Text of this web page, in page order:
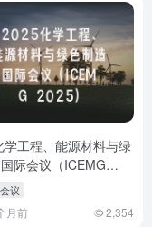
学工程、能源材料与绿
际会议（ICEMG
议
月前 2,354